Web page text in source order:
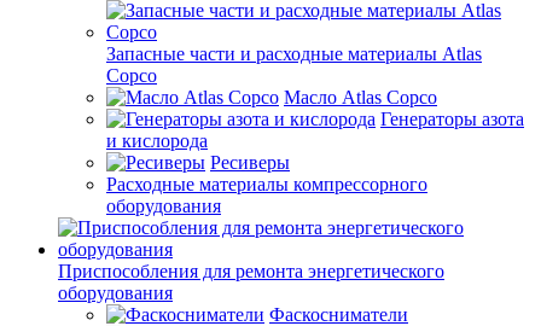
Запасные части и расходные материалы Atlas
Copco
Масло Atlas Copco
Генераторы азота
и кислорода
Ресиверы
Расходные материалы компрессорного
оборудования
Приспособления для ремонта энергетического
оборудования
Фаскосниматели